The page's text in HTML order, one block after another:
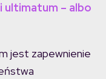
ultimatum – albo
jest zapewnienie